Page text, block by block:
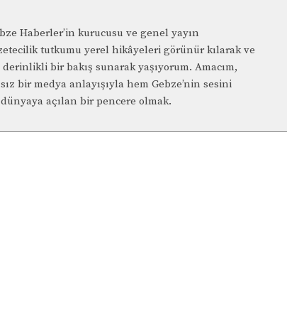
Haberler’in kurucusu ve genel yayın
tutkumu yerel hikâyeleri görünür kılarak ve
bir bakış sunarak yaşıyorum. Amacım,
bir medya anlayışıyla hem Gebze’nin sesini
açılan bir pencere olmak.